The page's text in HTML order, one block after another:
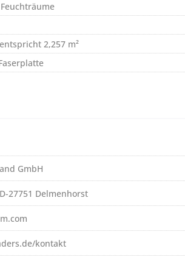
2,257 m²
GmbH
27751 Delmenhorst
kontakt